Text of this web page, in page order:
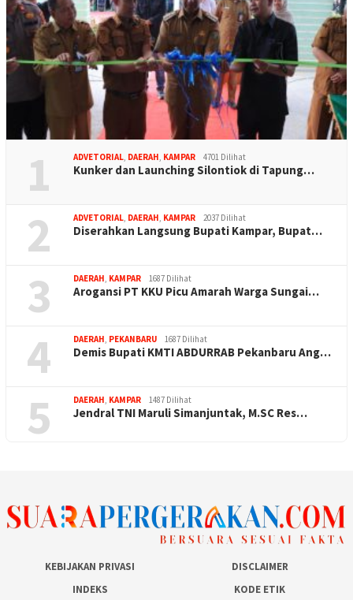
1 ADVETORIAL, DAERAH, KAMPAR 4701 Dilihat
Kunker dan Launching Silontiok di Tapung…
2 ADVETORIAL, DAERAH, KAMPAR 2037 Dilihat
Diserahkan Langsung Bupati Kampar, Bupat…
3 DAERAH, KAMPAR 1687 Dilihat
Arogansi PT KKU Picu Amarah Warga Sungai…
4 DAERAH, PEKANBARU 1687 Dilihat
Demis Bupati KMTI ABDURRAB Pekanbaru Ang…
5 DAERAH, KAMPAR 1487 Dilihat
Jendral TNI Maruli Simanjuntak, M.SC Res…
KEBIJAKAN PRIVASI
DISCLAIMER
INDEKS
KODE ETIK